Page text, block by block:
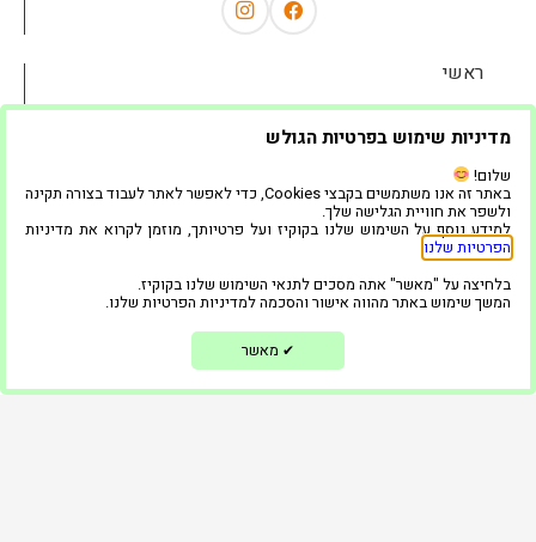
ראשי
השכרת ציוד לאירועים
שאלות נפוצות
גלריה
המוצרים שלנו
מדיניות שימוש בפרטיות הגולש
שלום!
באתר זה אנו משתמשים בקבצי Cookies, כדי לאפשר לאתר לעבוד בצורה תקינה
ולשפר את חוויית הגלישה שלך.
למידע נוסף על השימוש שלנו בקוקיז ועל פרטיותך, מוזמן לקרוא את מדיניות
הפרטיות שלנו
בלחיצה על "מאשר" אתה מסכים לתנאי השימוש שלנו בקוקיז.
המשך שימוש באתר מהווה אישור והסכמה למדיניות הפרטיות שלנו.
✔ מאשר